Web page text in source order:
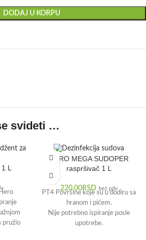
DODAJ U KORPU
svideti …
1 L
pružio
HERO MEGA SUDOPER
raspršivač 1 L
220,00RSD bez pdv
PT4 Površine koje su u dodiru sa
hranom i pićem.
Nije potrebno ispiranje posle
upotrebe.